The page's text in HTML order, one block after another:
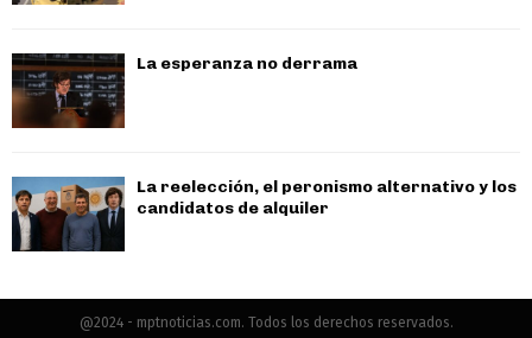
La esperanza no derrama
La reelección, el peronismo alternativo y los
candidatos de alquiler
@2024 - mptnoticias.com. Todos los derechos reservados.